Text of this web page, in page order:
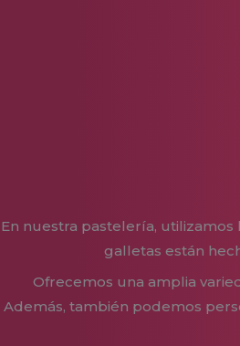
En nuestra pastelería,
galletas están
Ofrecemos una amplia
Además, también podemos